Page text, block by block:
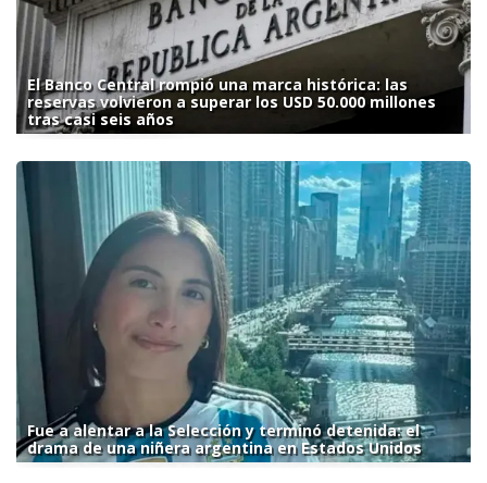
El Banco Central rompió una marca histórica: las
reservas volvieron a superar los USD 50.000 millones
tras casi seis años
Fue a alentar a la Selección y terminó detenida: el
drama de una niñera argentina en Estados Unidos